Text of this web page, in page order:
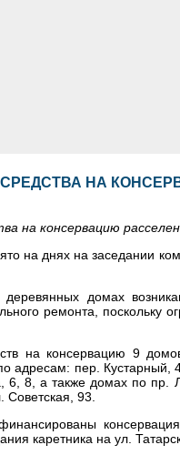
НА
на консервацию
на днях на заседании
деревянных домах
ремонта,
на консервацию 9
адресам: пер.
8, а также домах по пр.
Советская, 93.
каретника на ул.